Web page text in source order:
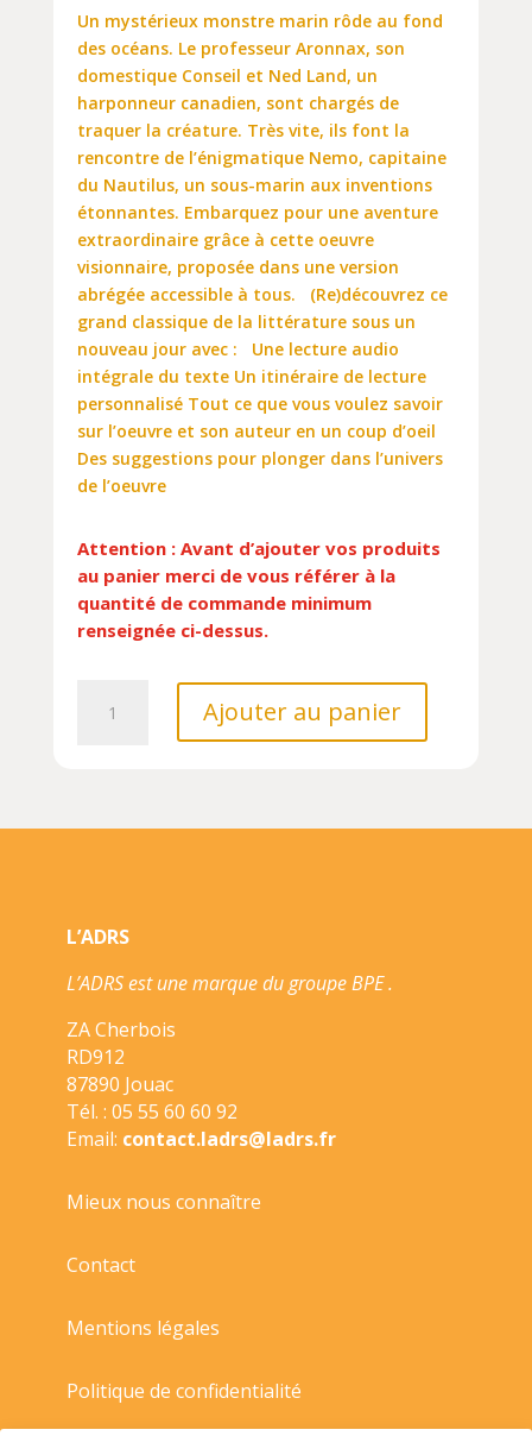
Un mystérieux monstre marin rôde au fond
des océans. Le professeur Aronnax, son
domestique Conseil et Ned Land, un
harponneur canadien, sont chargés de
traquer la créature. Très vite, ils font la
rencontre de l’énigmatique Nemo, capitaine
du Nautilus, un sous-marin aux inventions
étonnantes. Embarquez pour une aventure
extraordinaire grâce à cette oeuvre
visionnaire, proposée dans une version
abrégée accessible à tous. (Re)découvrez ce
grand classique de la littérature sous un
nouveau jour avec : Une lecture audio
intégrale du texte Un itinéraire de lecture
personnalisé Tout ce que vous voulez savoir
sur l’oeuvre et son auteur en un coup d’oeil
Des suggestions pour plonger dans l’univers
de l’oeuvre
Attention : Avant d’ajouter vos produits
au panier merci de vous référer à la
quantité de commande minimum
renseignée ci-dessus.
SOUS
CLASSIQUE/BELIN
Ajouter au panier
L’ADRS
L’ADRS est une marque du groupe BPE .
ZA Cherbois
RD912
87890 Jouac
Tél. : 05 55 60 60 92
Email: contact.ladrs@ladrs.fr
Mieux nous connaître
Contact
Mentions légales
Politique de confidentialité